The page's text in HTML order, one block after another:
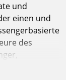
und
einen und
des
oder